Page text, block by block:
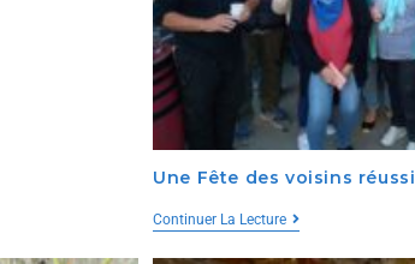
Une Fête des voisins
Continuer La Lecture